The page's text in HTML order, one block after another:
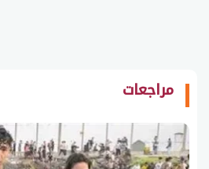
مراجعات